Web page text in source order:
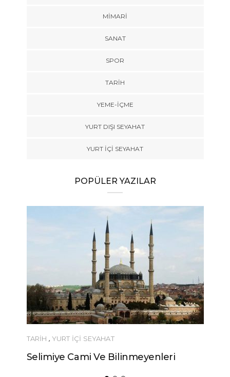
MIMARI
SANAT
SPOR
TARİH
YEME-İÇME
YURT DIŞI SEYAHAT
YURT İÇİ SEYAHAT
POPÜLER YAZILAR
TARİH , YURT İÇİ SEYAHAT
Selimiye Cami Ve Bilinmeyenleri